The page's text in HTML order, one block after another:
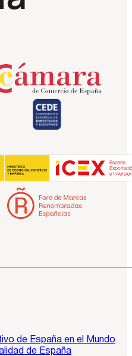
de España en el Mundo
de España